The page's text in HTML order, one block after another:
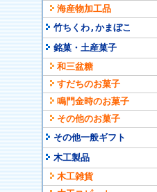
海産物加工品
竹ちくわ,かまぼこ
銘菓・土産菓子
和三盆糖
すだちのお菓子
鳴門金時のお菓子
その他のお菓子
その他一般ギフト
木工製品
木工雑貨